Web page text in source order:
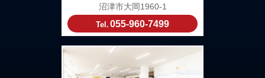
沼津市大岡1960-1
Tel. 055-960-7499